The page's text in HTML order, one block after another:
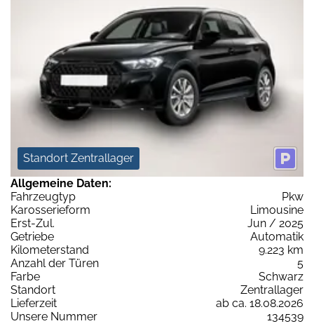
Standort Zentrallager
Allgemeine Daten:
Fahrzeugtyp
Pkw
Karosserieform
Limousine
Erst-Zul.
Jun / 2025
Getriebe
Automatik
Kilometerstand
9.223 km
Anzahl der Türen
5
Farbe
Schwarz
Standort
Zentrallager
Lieferzeit
ab ca. 18.08.2026
Unsere Nummer
134539